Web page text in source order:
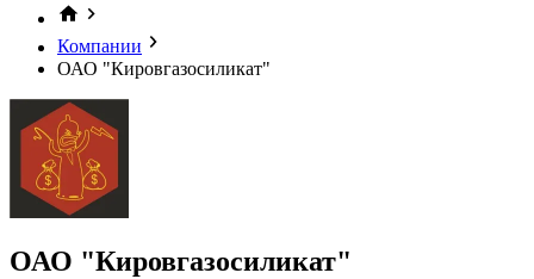
Компании
ОАО "Кировгазосиликат"
ОАО "Кировгазосиликат"